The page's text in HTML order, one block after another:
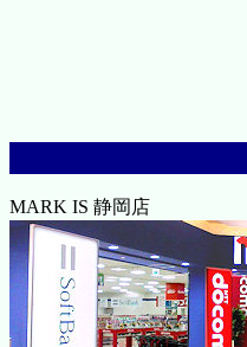
MARK IS 静岡店